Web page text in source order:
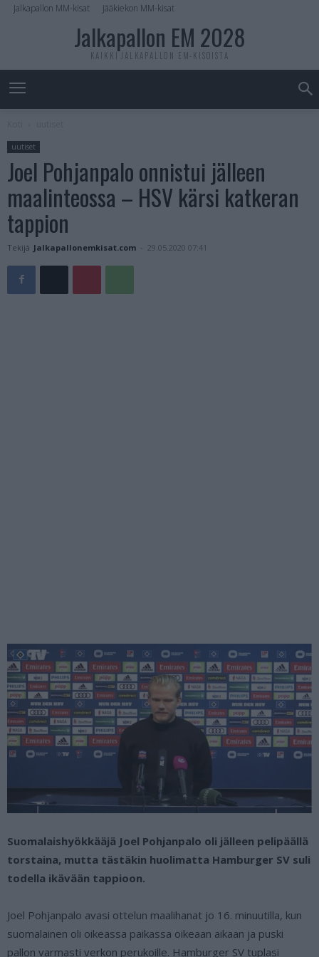
Jalkapallon MM-kisat Jääkiekon MM-kisat
Jalkapallon EM 2028
KAIKKI JALKAPALLON EM-KISOISTA
uutiset
Joel Pohjanpalo onnistui jälleen
maalinteossa – HSV kärsi katkeran
tappion
Tekijä Jalkapallonemkisat.com - 29.05.2020 07:41
Suomalaishyökkääjä Joel Pohjanpalo oli jälleen pelipäällä
torstaina, mutta tästäkin huolimatta Hamburger SV suli
todella ikävään tappioon.
Joel Pohjanpalo avasi ottelun maalihanat jo 16. minuutilla, kun
suomalainen oli oikeassa paikassa oikeaan aikaan ja puski
pallon varmasti verkon perukoille. Hamburger SV tuplasi